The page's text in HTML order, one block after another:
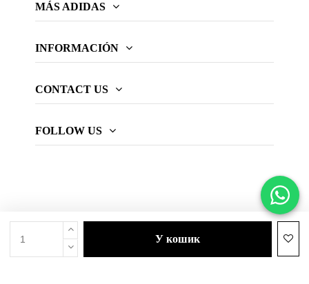
у кошик
MÁS ADIDAS
INFORMACIÓN
CONTACT US
FOLLOW US